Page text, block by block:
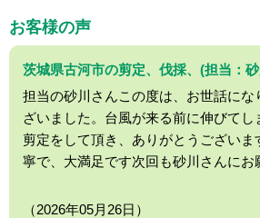
お客様の声
茨城県古河市の剪定、伐採、(担当：
担当の砂川さんこの度は、お世話にな
ざいました。台風が来る前に伸びて
剪定をして頂き、ありがとうございま
寧で、大満足です次回も砂川さんにお
（2026年05月26日）